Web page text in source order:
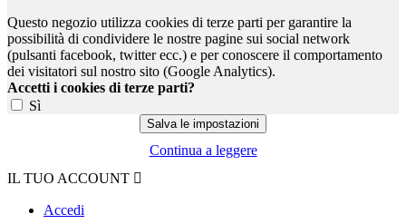
Questo negozio utilizza cookies di terze parti per garantire la
possibilità di condividere le nostre pagine sui social network
(pulsanti facebook, twitter ecc.) e per conoscere il comportamento
dei visitatori sul nostro sito (Google Analytics).
Accetti i cookies di terze parti?
Sì
Continua a leggere
IL TUO ACCOUNT 
Accedi